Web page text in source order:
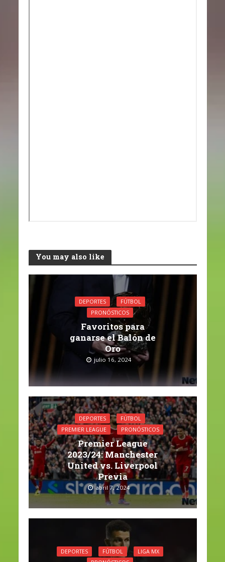
You may also like
DEPORTES
FÚTBOL
PRONÓSTICOS
Favoritos para
ganarse el Balón de
Oro
julio 16, 2024
DEPORTES
FÚTBOL
PREMIER LEAGUE
PRONÓSTICOS
Premier League
2023/24: Manchester
United vs. Liverpool
Previa
abril 7, 2024
DEPORTES FÚTBOL
LIGA MX